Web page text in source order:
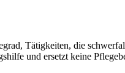
Tätigkeiten, die
und ersetzt keine